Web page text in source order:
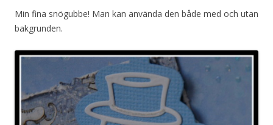
Min fina snögubbe! Man kan använda den både med och utan
bakgrunden.